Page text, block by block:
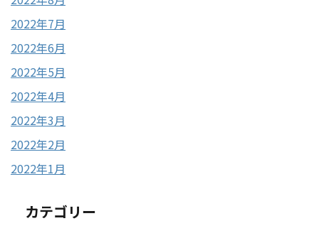
2022年7月
2022年6月
2022年5月
2022年4月
2022年3月
2022年2月
2022年1月
カテゴリー